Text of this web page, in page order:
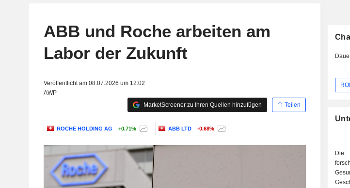
ABB und Roche arbeiten am
Labor der Zukunft
Veröffentlicht am 08.07.2026 um 12:02
AWP
MarketScreener zu Ihren Quellen hinzufügen
Teilen
ROCHE HOLDING AG +0.71% ABB LTD -0.68%
Die